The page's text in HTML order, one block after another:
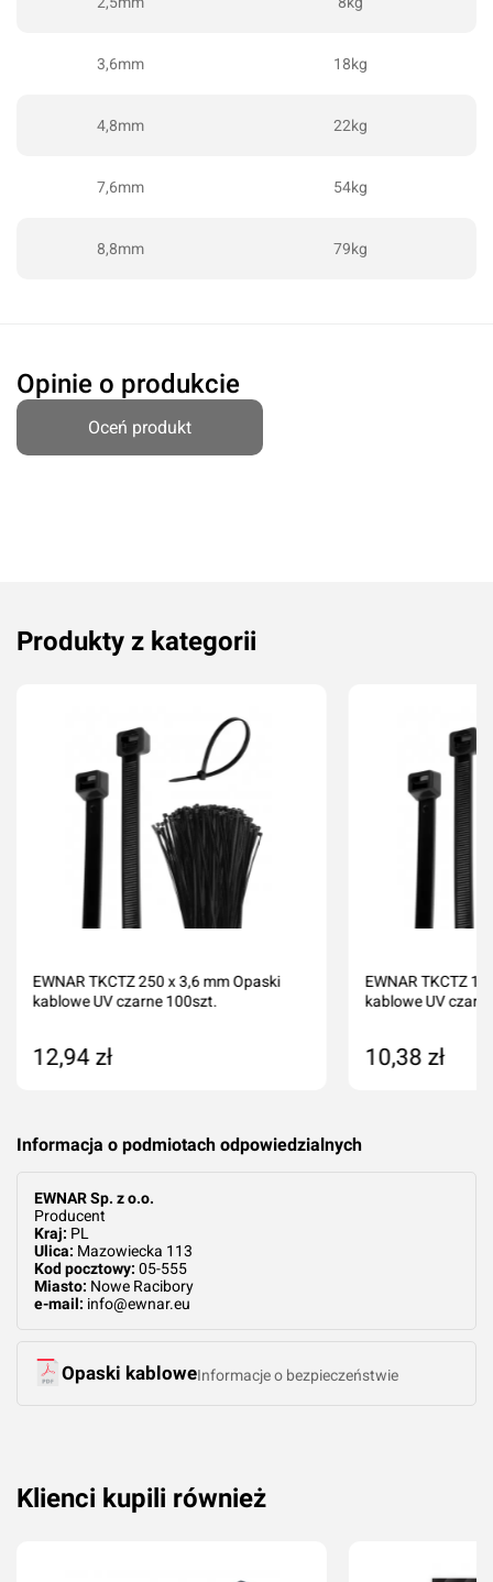
3,6mm 18kg
4,8mm 22kg
7,6mm 54kg
8,8mm 79kg
Opinie o produkcie
Oceń produkt
Oceń produkt
Przyznaj ocenę:
Imię i nazwisko*
Komentarz*
Produkty z kategorii
EWNAR TKCTZ 250 x 3,6 mm Opaski
kablowe UV czarne 100szt.
12,94 zł
EWNAR TKCTZ
kablowe UV
10,38 zł
Informacja o podmiotach odpowiedzialnych
EWNAR Sp. z o.o.
Producent
Kraj: PL
Ulica: Mazowiecka 113
Kod pocztowy: 05-555
Miasto: Nowe Racibory
e-mail: info@ewnar.eu
Opaski kabloweInformacje o bezpieczeństwie
Klienci kupili również